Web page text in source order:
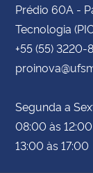
Prédio 60A -
Tecnologia
+55 (55) 3220-
Segunda a
08:00 às 12:00
13:00 às 17:00